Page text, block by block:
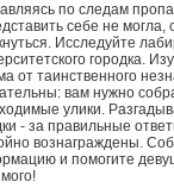
по следам
себе не могла,
Исследуйте
городка.
от таинственного
вам нужно
улики.
- за правильные
вознаграждены.
и помогите